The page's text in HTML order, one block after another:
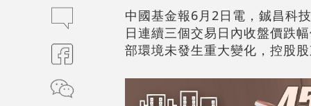
中國基金報6月2日電，鋮昌科
日連續三個交易日內收盤價跌
部環境未發生重大變化，控股